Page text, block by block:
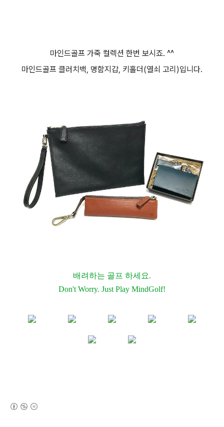
마인드골프 가죽 컬렉션 한번 보시죠. ^^
마인드골프 클러치백, 명함지갑, 키홀더(열쇠 고리)입니다.
배려하는 골프 하세요.
Don't Worry. Just Play MindGolf!